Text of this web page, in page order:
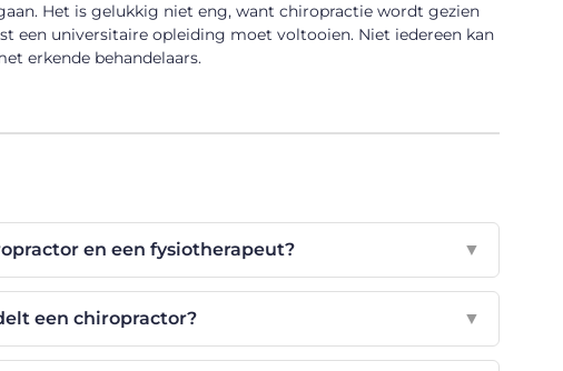
Het is gelukkig niet eng, want chiropractie wordt gezien
een universitaire opleiding moet voltooien. Niet iedereen kan
erkende behandelaars.
en een fysiotherapeut? ▼
een chiropractor? ▼